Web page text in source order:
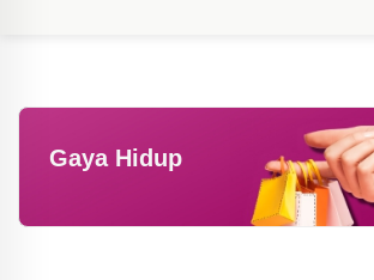
Gaya Hidup